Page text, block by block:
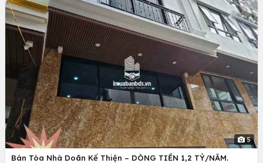
5
Bán Tòa Nhà Doãn Kế Thiện – DÒNG TIỀN 1,2 TỶ/NĂM.